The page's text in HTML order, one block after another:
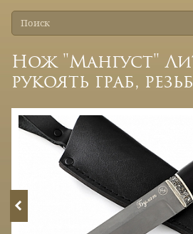
Нож "Мангуст"
рукоять граб,